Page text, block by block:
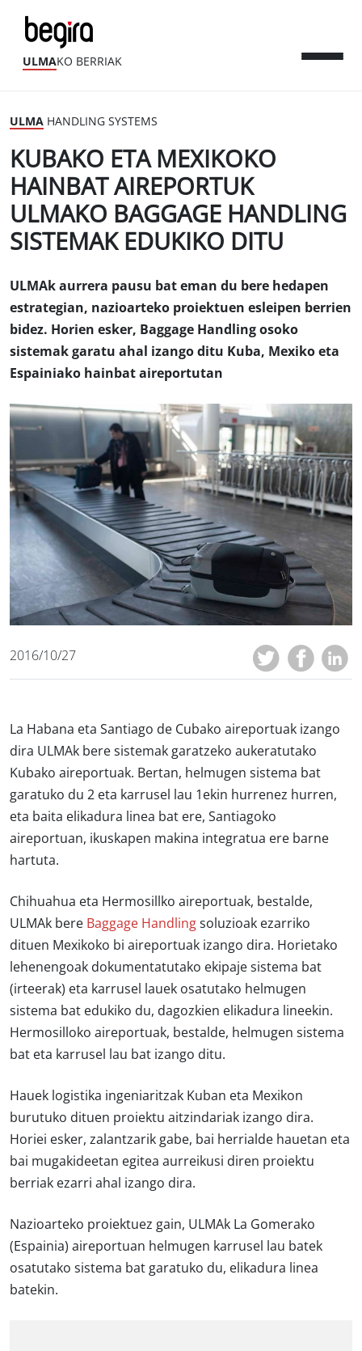
ULMAKO BERRIAK
ULMA HANDLING SYSTEMS
KUBAKO ETA MEXIKOKO
HAINBAT AIREPORTUK
ULMAKO BAGGAGE HANDLING
SISTEMAK EDUKIKO DITU
ULMAk aurrera pausu bat eman du bere hedapen
estrategian, nazioarteko proiektuen esleipen berrien
bidez. Horien esker, Baggage Handling osoko
sistemak garatu ahal izango ditu Kuba, Mexiko eta
Espainiako hainbat aireportutan
2016/10/27
La Habana eta Santiago de Cubako aireportuak izango
dira ULMAk bere sistemak garatzeko aukeratutako
Kubako aireportuak. Bertan, helmugen sistema bat
garatuko du 2 eta karrusel lau 1ekin hurrenez hurren,
eta baita elikadura linea bat ere, Santiagoko
aireportuan, ikuskapen makina integratua ere barne
hartuta.
Chihuahua eta Hermosillko aireportuak, bestalde,
ULMAk bere Baggage Handling soluzioak ezarriko
dituen Mexikoko bi aireportuak izango dira. Horietako
lehenengoak dokumentatutako ekipaje sistema bat
(irteerak) eta karrusel lauek osatutako helmugen
sistema bat edukiko du, dagozkien elikadura lineekin.
Hermosilloko aireportuak, bestalde, helmugen sistema
bat eta karrusel lau bat izango ditu.
Hauek logistika ingeniaritzak Kuban eta Mexikon
burutuko dituen proiektu aitzindariak izango dira.
Horiei esker, zalantzarik gabe, bai herrialde hauetan eta
bai mugakideetan egitea aurreikusi diren proiektu
berriak ezarri ahal izango dira.
Nazioarteko proiektuez gain, ULMAk La Gomerako
(Espainia) aireportuan helmugen karrusel lau batek
osatutako sistema bat garatuko du, elikadura linea
batekin.